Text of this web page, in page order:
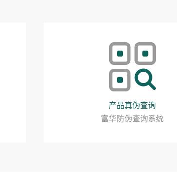
产品真伪查询
富华防伪查询系统